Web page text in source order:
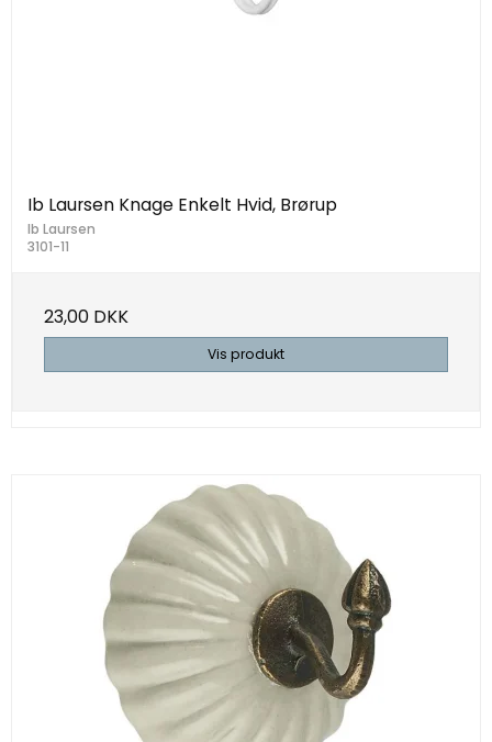
Ib Laursen Knage Enkelt Hvid, Brørup
Ib Laursen
3101-11
23,00 DKK
Vis produkt